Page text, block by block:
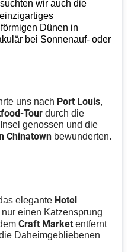
wir auch die
Dünen in
bei Sonnenauf- oder
uns nach Port Louis,
Tour durch die
genossen und die
Chinatown bewunderten.
elegante Hotel
nur einen Katzensprung
Craft Market entfernt
Daheimgebliebenen